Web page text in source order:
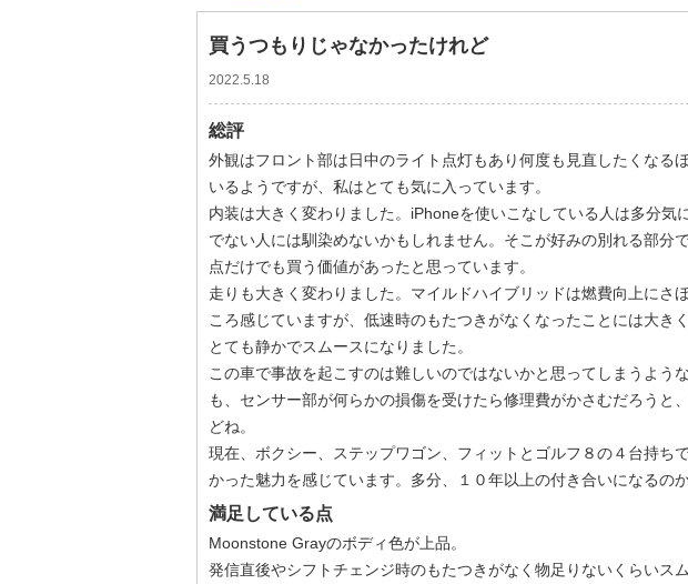
買うつもりじゃなかったけれど
2022.5.18
総評
外観はフロント部は日中のライト点灯もあり何度も見直したくなる
いるようですが、私はとても気に入っています。
内装は大きく変わりました。iPhoneを使いこなしている人は多分気
でない人には馴染めないかもしれません。そこが好みの別れる部分
点だけでも買う価値があったと思っています。
走りも大きく変わりました。マイルドハイブリッドは燃費向上にさ
ころ感じていますが、低速時のもたつきがなくなったことには大き
とても静かでスムースになりました。
この車で事故を起こすのは難しいのではないかと思ってしまうよう
も、センサー部が何らかの損傷を受けたら修理費がかさむだろうと
どね。
現在、ボクシー、ステップワゴン、フィットとゴルフ８の４台持ち
かった魅力を感じています。多分、１０年以上の付き合いになるのか
満足している点
Moonstone Grayのボディ色が上品。
発信直後やシフトチェンジ時のもたつきがなく物足りないくらいスム